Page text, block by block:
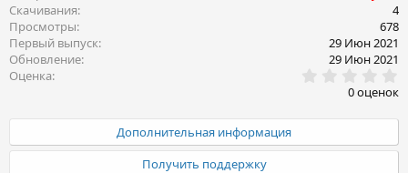
Скачивания
4
Просмотры
678
Первый выпуск
29 Июн 2021
Обновление
29 Июн 2021
Оценка
.
0
0
в
ё
0 оценок
Дополнительная информация
Получить поддержку